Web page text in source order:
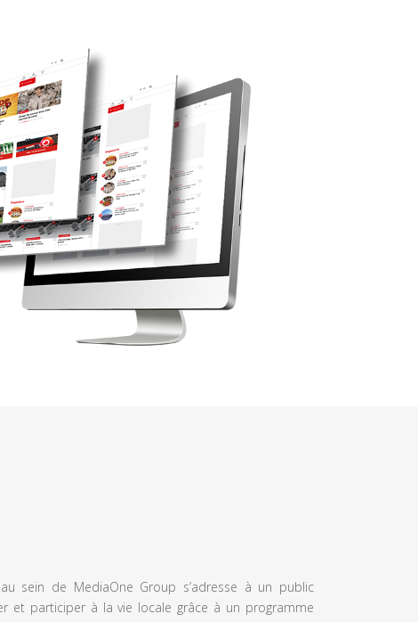
sein de MediaOne Group s’adresse à un public
et participer à la vie locale grâce à un programme